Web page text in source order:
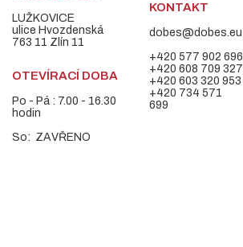
LUŽKOVICE
ulice Hvozdenská
763 11 Zlín 11
OTEVÍRACÍ DOBA
Po - Pá : 7.00 - 16.30
hodin
So: ZAVŘENO
KONTAKT
dobes@dobes.eu
+420 577 902 696
+420 608 709 327
+420 603 320 953
+420 734 571
699